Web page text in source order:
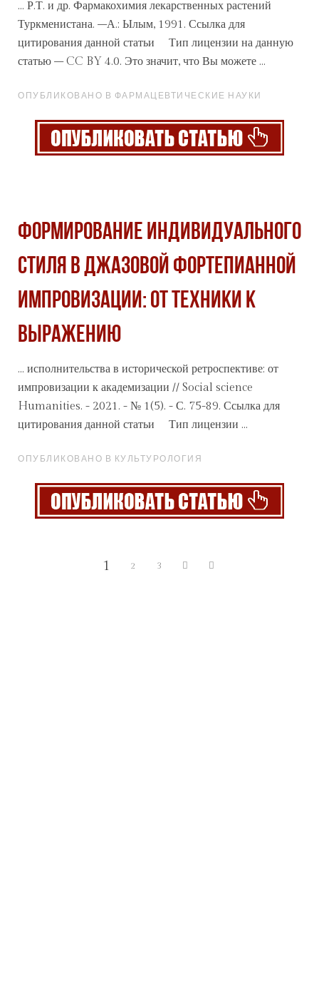
... Р.Т. и др. Фармакохимия лекарственных растений
Туркменистана. –А.: Ылым, 1991. Ссылка для
цитирования данной статьи Тип лицензии на данную
статью – CC BY 4.0. Это значит, что Вы можете ...
ОПУБЛИКОВАНО В ФАРМАЦЕВТИЧЕСКИЕ НАУКИ
ФОРМИРОВАНИЕ ИНДИВИДУАЛЬНОГО
СТИЛЯ В ДЖАЗОВОЙ ФОРТЕПИАННОЙ
ИМПРОВИЗАЦИИ: ОТ ТЕХНИКИ К
ВЫРАЖЕНИЮ
... исполнительства в исторической ретроспективе: от
импровизации к академизации // Social science
Humanities. - 2021. - № 1(5). - С. 75-89. Ссылка для
цитирования данной статьи Тип лицензии ...
ОПУБЛИКОВАНО В КУЛЬТУРОЛОГИЯ
1 2 3